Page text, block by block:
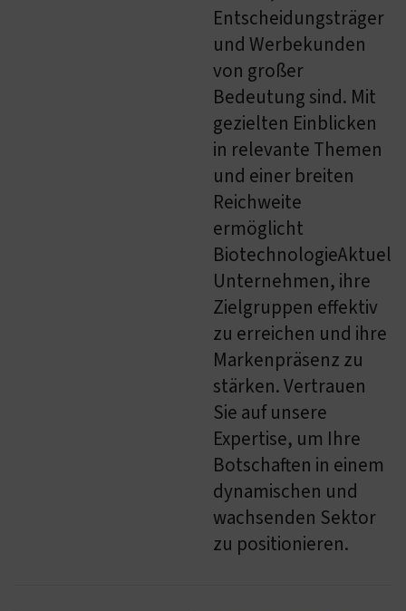
Entscheidungsträger
und Werbekunden
von großer
Bedeutung sind. Mit
gezielten Einblicken
in relevante Themen
und einer breiten
Reichweite
ermöglicht
Unternehmen, ihre
Zielgruppen effektiv
zu erreichen und ihre
Markenpräsenz zu
stärken. Vertrauen
Sie auf unsere
Expertise, um Ihre
Botschaften in einem
dynamischen und
wachsenden Sektor
zu positionieren.